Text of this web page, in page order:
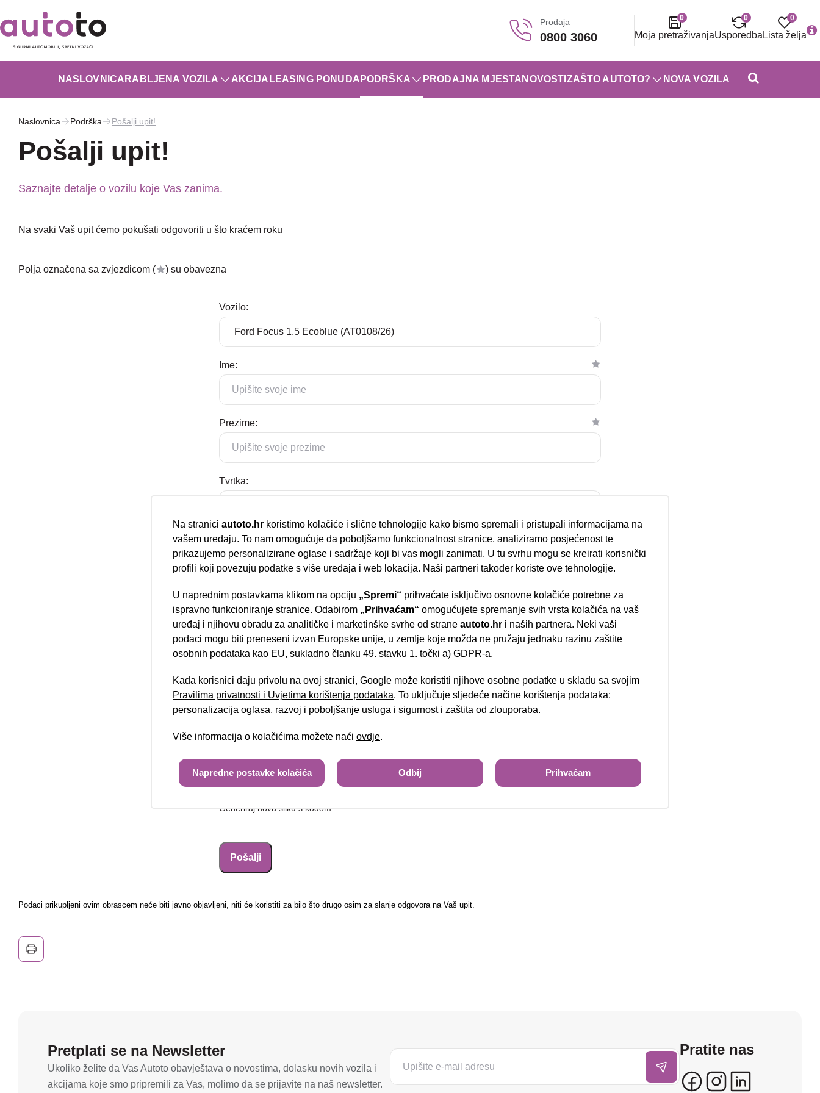
Prodaja
0800 3060
0
Moja pretraživanja
0
Usporedba
0
Lista želja
NASLOVNICA RABLJENA VOZILA AKCIJA LEASING PONUDA PODRŠKA PRODAJNA MJESTA NOVOSTI ZAŠTO AUTOTO? NOVA VOZILA
Naslovnica Podrška Pošalji upit!
Pošalji upit!
Saznajte detalje o vozilu koje Vas zanima.
Na svaki Vaš upit ćemo pokušati odgovoriti u što kraćem roku
Polja označena sa zvjezdicom ( ) su obavezna
Vozilo:
Ime:
Prezime:
Tvrtka:
E-mail:
Telefon/mobitel:
Poruka:
Generiraj novu sliku s kodom
Unesite kod sa slike
Podaci prikupljeni ovim obrascem neće biti javno objavljeni, niti će koristiti za bilo što drugo osim za slanje odgovora na Vaš upit.
Pretplati se na Newsletter
Ukoliko želite da Vas Autoto obavještava o novostima, dolasku novih vozila i
akcijama koje smo pripremili za Vas, molimo da se prijavite na naš newsletter.
Pratite nas
Nova lokacija - Slavonska avenija 102, Resnik
Traži
Na stranici autoto.hr koristimo kolačiće i slične tehnologije kako bismo spremali i pristupali informacijama na
vašem uređaju. To nam omogućuje da poboljšamo funkcionalnost stranice, analiziramo posjećenost te
prikazujemo personalizirane oglase i sadržaje koji bi vas mogli zanimati. U tu svrhu mogu se kreirati korisnički
profili koji povezuju podatke s više uređaja i web lokacija. Naši partneri također koriste ove tehnologije.
U naprednim postavkama klikom na opciju „Spremi“ prihvaćate isključivo osnovne kolačiće potrebne za
ispravno funkcioniranje stranice. Odabirom „Prihvaćam“ omogućujete spremanje svih vrsta kolačića na vaš
uređaj i njihovu obradu za analitičke i marketinške svrhe od strane autoto.hr i naših partnera. Neki vaši
podaci mogu biti preneseni izvan Europske unije, u zemlje koje možda ne pružaju jednaku razinu zaštite
osobnih podataka kao EU, sukladno članku 49. stavku 1. točki a) GDPR-a.
Kada korisnici daju privolu na ovoj stranici, Google može koristiti njihove osobne podatke u skladu sa svojim
Pravilima privatnosti i Uvjetima korištenja podataka. To uključuje sljedeće načine korištenja podataka:
personalizacija oglasa, razvoj i poboljšanje usluga i sigurnost i zaštita od zlouporaba.
Više informacija o kolačićima možete naći ovdje.
Napredne postavke kolačića Odbij Prihvaćam